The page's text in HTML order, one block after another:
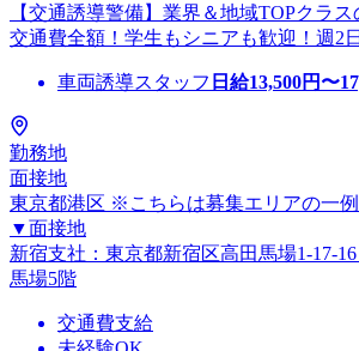
【交通誘導警備】業界＆地域TOPクラス
交通費全額！学生もシニアも歓迎！週2
車両誘導スタッフ 日給13,500円〜
勤務地
面接地
東京都港区 ※こちらは募集エリアの一例
▼面接地
新宿支社：東京都新宿区高田馬場1-17-
馬場5階
交通費支給